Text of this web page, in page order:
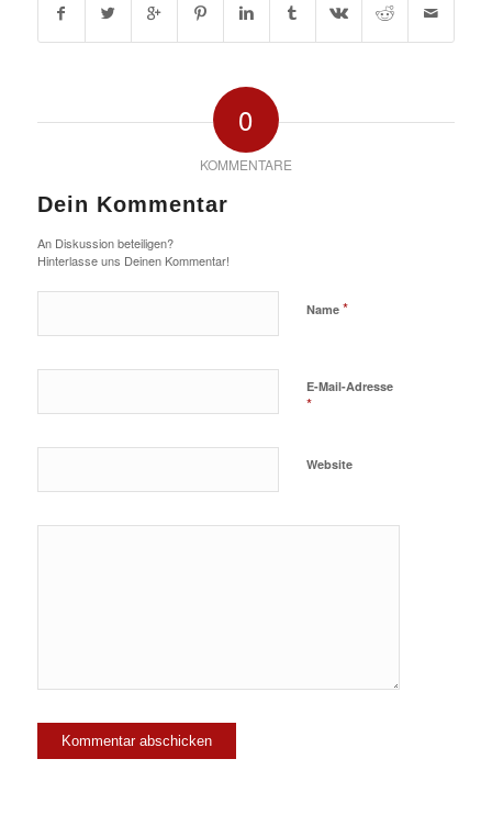
0
KOMMENTARE
Dein Kommentar
An Diskussion beteiligen?
Hinterlasse uns Deinen Kommentar!
Name *
E-Mail-Adresse
*
Website